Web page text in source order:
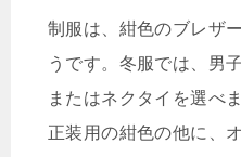
制服は、紺色のブレザ
うです。冬服では、男
またはネクタイを選べ
正装用の紺色の他に、